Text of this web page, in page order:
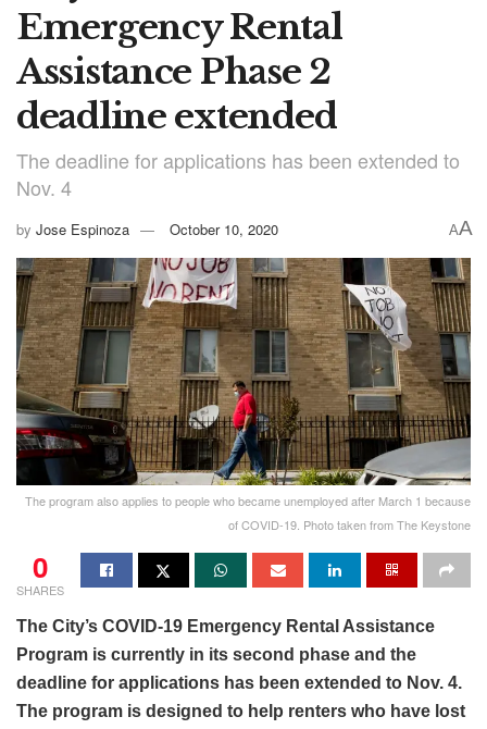
Emergency Rental
Assistance Phase 2
deadline extended
The deadline for applications has been extended to
Nov. 4
by Jose Espinoza October 10, 2020 AA
The program also applies to people who became unemployed after March 1 because
of COVID-19. Photo taken from The Keystone
0
SHARES
The City’s COVID-19 Emergency Rental Assistance
Program is currently in its second phase and the
deadline for applications has been extended to Nov. 4.
The program is designed to help renters who have lost